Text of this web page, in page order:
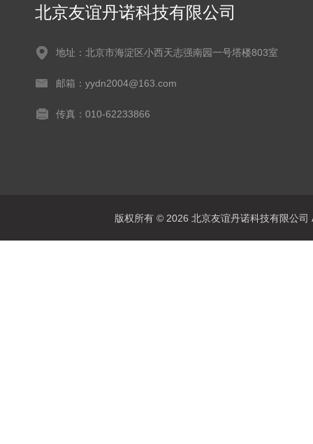
北京友谊丹诺科技有限公司
地址：北京市海淀区小西天志强南园一号塔楼803室
邮箱：yydn2004@163.com
传真：010-62233866
版权所有 © 2026 北京友谊丹诺科技有限